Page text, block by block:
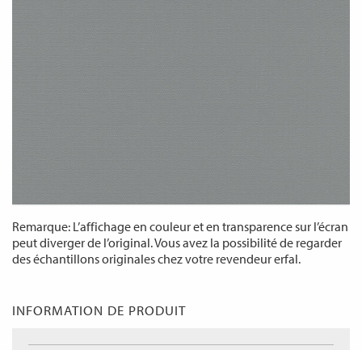
Remarque: L’affichage en couleur et en transparence sur l’écran
peut diverger de l’original. Vous avez la possibilité de regarder
des échantillons originales chez votre revendeur erfal.
INFORMATION DE PRODUIT